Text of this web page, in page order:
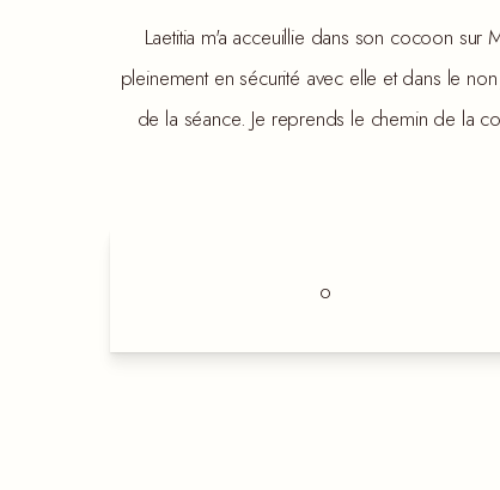
Laetitia m'a acceuillie dans son cocoon sur
pleinement en sécurité avec elle et dans le
de la séance. Je reprends le chemin de la
o